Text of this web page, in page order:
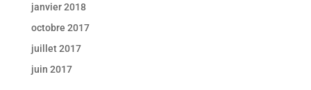
janvier 2018
octobre 2017
juillet 2017
juin 2017